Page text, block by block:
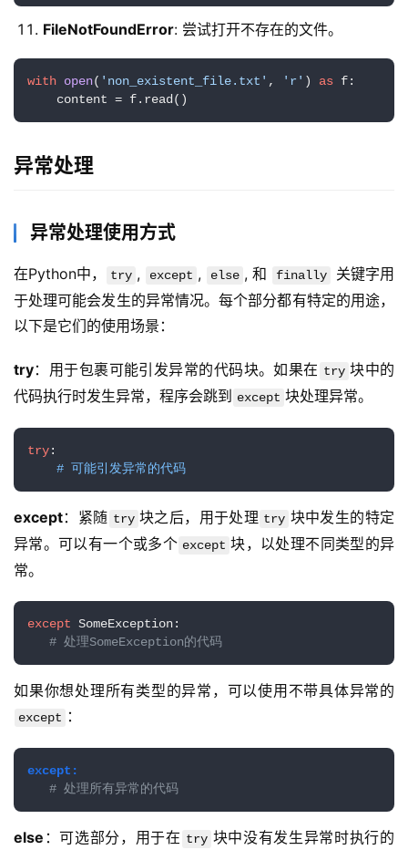
FileNotFoundError: 尝试打开不存在的文件。
with open( 'non_existent_file.txt' , 'r' ) as f:
    content
= f.read()
异常处理
异常处理使用方式
在Python中， try , except , else , 和 finally
关键字用
于处理可能会发生的异常情况。每个部分都有特定的用途，
以下是它们的使用场景：
try：用于包裹可能引发异常的代码块。如果在 try 块中的
代码执行时发生异常，程序会跳到
except 块处理异常。
try:
# 可能引发异常的代码
except：紧随 try 块之后，用于处理 try 块中发生的特定
异常。可以有一个或多个 except 块，以处理不同类型的异
常。
except SomeException:
# 处理SomeException的代码
如果你想处理所有类型的异常，可以使用不带具体异常的
except ：
except:
# 处理所有异常的代码
else ：可选部分，用于在 try 块中没有发生异常时执行的